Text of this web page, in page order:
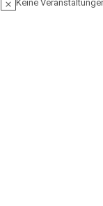
Keine